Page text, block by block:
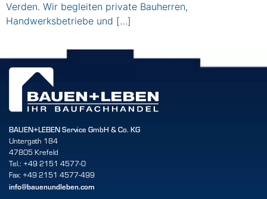
Verden. Wir begleiten private Bauherren,
Handwerksbetriebe und […]
BAUEN+LEBEN Service GmbH & Co. KG
Untergath 184
47805 Krefeld
Tel.: +49 2151 4577-0
Fax: +49 2151 4577-499
info@bauenundleben.com